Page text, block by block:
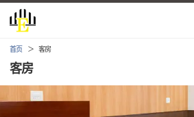
首页 客房
客房